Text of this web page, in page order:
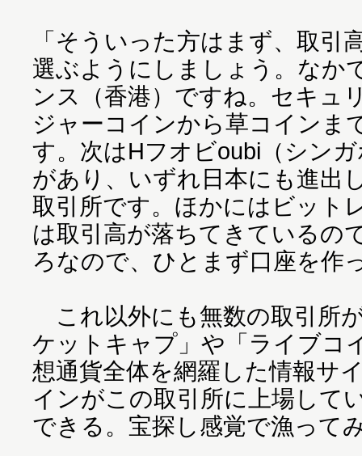
「そういった方はまず、取引
選ぶようにしましょう。なか
ンス（香港）ですね。セキュ
ジャーコインから草コインま
す。次はHフオビoubi（シン
があり、いずれ日本にも進出
取引所です。ほかにはビット
は取引高が落ちてきているの
ろなので、ひとまず口座を作
これ以外にも無数の取引所
ケットキャプ」や「ライブコ
想通貨全体を網羅した情報サ
インがこの取引所に上場して
できる。宝探し感覚で漁って